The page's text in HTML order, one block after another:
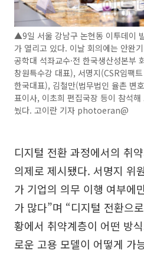
▲9일 서울 강남구 논현동 이투데이
가 열리고 있다. 이날 회의에는 안완
공학대 석좌교수·전 한국생산성본부
창원특수강 대표), 서명지(CSR임팩
한국대표), 김철만(법무법인 율촌 변
표이사, 이초희 편집국장 등이 참석
눴다. 고이란 기자 photoeran@
디지털 전환 과정에서의 취
의제로 제시됐다. 서명지 위
가 기업의 의무 이행 여부에
가 많다”며 “디지털 전환으
황에서 취약계층이 어떤 방
로운 고용 모델이 어떻게 가